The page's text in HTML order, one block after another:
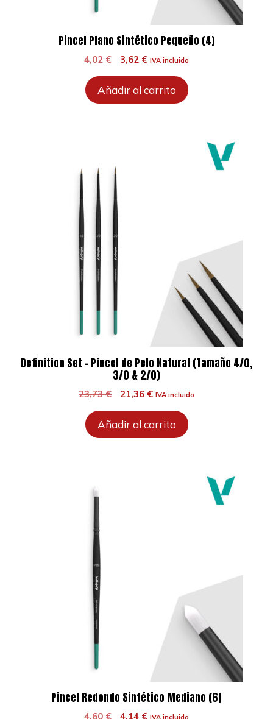
Pincel Plano Sintético Pequeño (4)
4,02€
El
original
era:
3,62 €El
actual
es:
IVA incluido
Añadir al carrito
Definition Set – Pincel de Pelo Natural (Tamaño 4/0,
3/0 & 2/0)
23,73€
El
original
era:
21,36 €El
actual
es:
IVA incluido
Añadir al carrito
Pincel Redondo Sintético Mediano (6)
4,60€
El
4,14 €ElIVA incluido